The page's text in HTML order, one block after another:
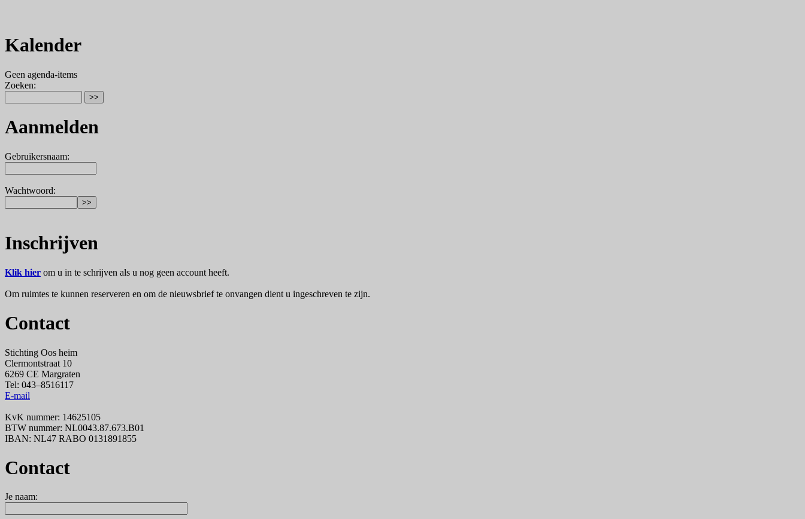
Kalender
Geen agenda-items
Zoeken:
Aanmelden
Gebruikersnaam:
Wachtwoord:
Inschrijven
Klik hier om u in te schrijven als u nog geen account heeft.
Om ruimtes te kunnen reserveren en om de nieuwsbrief te onvangen dient u ingeschreven te zijn.
Contact
Stichting Oos heim
Clermontstraat 10
6269 CE Margraten
Tel: 043–8516117
E-mail
KvK nummer: 14625105
BTW nummer: NL0043.87.673.B01
IBAN: NL47 RABO 0131891855
Contact
Je naam: